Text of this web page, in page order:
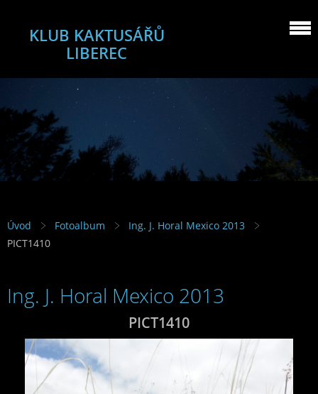
KLUB KAKTUSÁŘŮ
LIBEREC
Úvod Fotoalbum
Ing. J. Horal Mexico 2013
PICT1410
Ing. J. Horal Mexico 2013
PICT1410